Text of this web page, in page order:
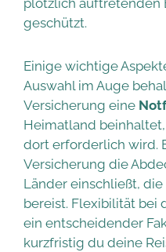
geschützt.
Einige wichtige
Auswahl im Auge
Versicherung eine
Heimatland
dort erforderlich wird.
Versicherung die
Länder einschließt,
bereist. Flexibilität bei
ein entscheidender
kurzfristig du deine